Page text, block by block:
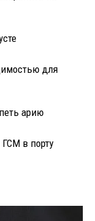
для
арию
в порту